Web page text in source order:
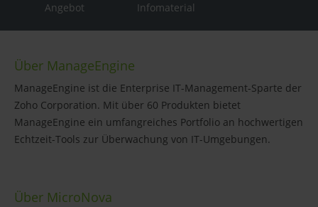
Angebot Infomaterial
Über ManageEngine
ManageEngine ist die Enterprise IT-Management-Sparte der
Zoho Corporation. Mit über 60 Produkten bietet
ManageEngine ein umfangreiches Portfolio an hochwertigen
Echtzeit-Tools zur Überwachung von IT-Umgebungen.
Über MicroNova